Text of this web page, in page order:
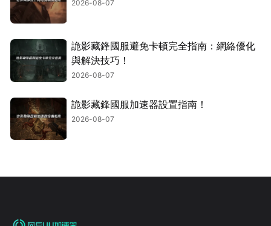
2026-08-07
詭影藏鋒國服避免卡頓完全指南：網絡優化
與解決技巧！
2026-08-07
詭影藏鋒國服加速器設置指南！
2026-08-07